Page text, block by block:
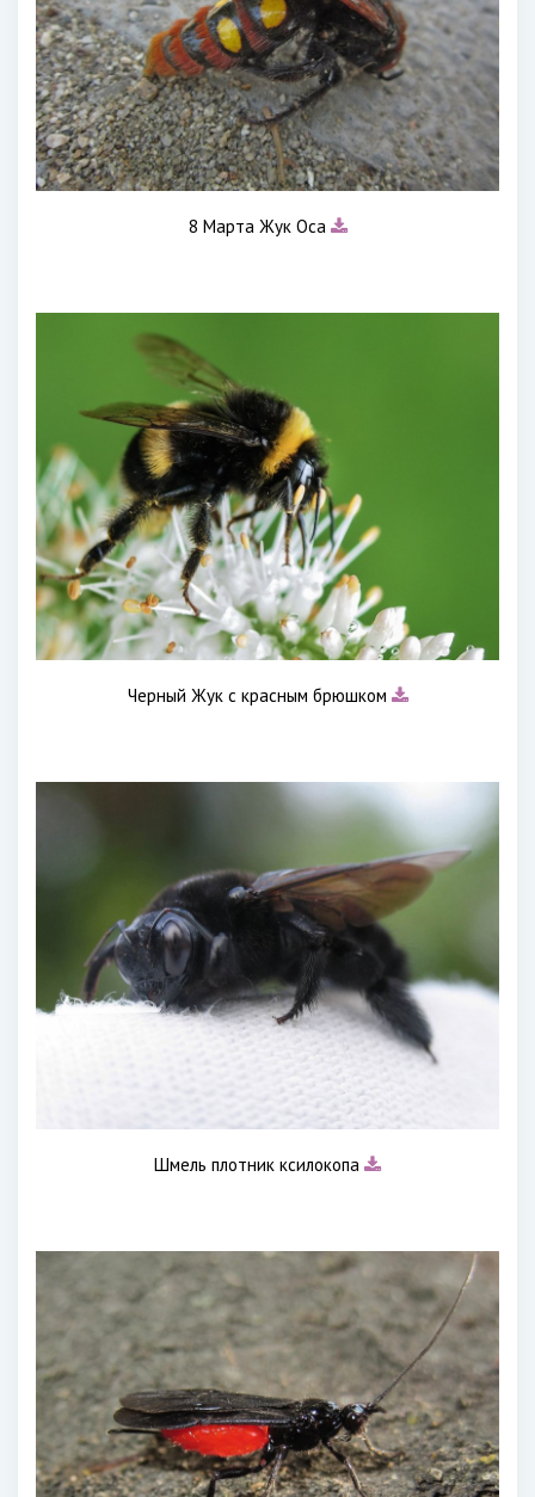
8 Марта Жук Оса
Черный Жук с красным брюшком
Шмель плотник ксилокопа